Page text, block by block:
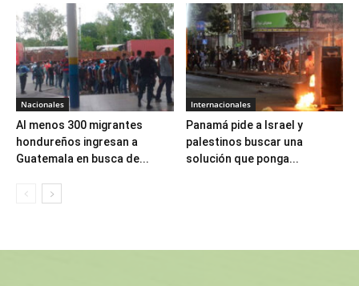
Nacionales
Al menos 300 migrantes
hondureños ingresan a
Guatemala en busca de...
Internacionales
Panamá pide a Israel y
palestinos buscar una
solución que ponga...